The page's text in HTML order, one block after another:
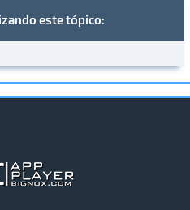
este tópico: